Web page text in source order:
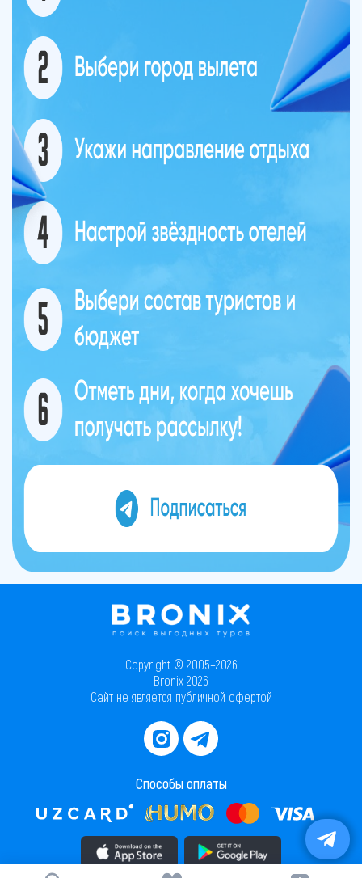
Copyright © 2005–2026
Bronix 2026
Сайт не является публичной офертой
Способы оплаты
Скачать приложение в AppStore Скачать приложение в PlayMarket